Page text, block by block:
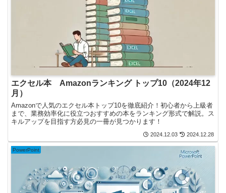
エクセル本 Amazonランキング トップ10（2024年12
月）
Amazonで人気のエクセル本トップ10を徹底紹介！初心者から上級者
まで、業務効率化に役立つおすすめの本をランキング形式で解説。ス
キルアップを目指す方必見の一冊が見つかります！
2024.12.03 2024.12.28
PowerPoint